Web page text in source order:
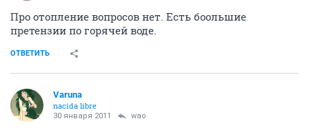
Про отопление вопросов нет. Есть боольшие
претензии по горячей воде.
ОТВЕТИТЬ
Varuna
nacida libre
30 января 2011 wao